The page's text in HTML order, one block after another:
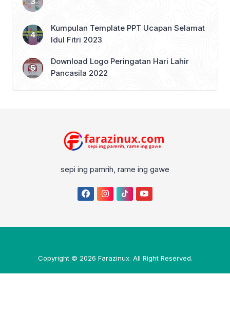
Kumpulan Template PPT Ucapan Selamat
Idul Fitri 2023
Download Logo Peringatan Hari Lahir
Pancasila 2022
sepi ing pamrih, rame ing gawe
Copyright © 2026 Farazinux. All Right Reserved.